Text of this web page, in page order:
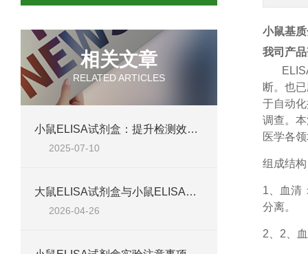
相关文章
RELATED ARTICLES
小鼠ELISA试剂盒：提升检测效率与准确性的解决方案
2025-07-10
大鼠ELISA试剂盒与小鼠ELISA试剂盒对比：检测差异、适用物种及实验场景差异化分析
2026-04-26
小鼠基
我司产
断。也
于自动
调查。
医学各
组成结构
1、
血清
分离。
2、 2、